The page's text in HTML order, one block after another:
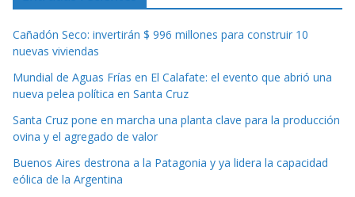
Cañadón Seco: invertirán $ 996 millones para construir 10
nuevas viviendas
Mundial de Aguas Frías en El Calafate: el evento que abrió una
nueva pelea política en Santa Cruz
Santa Cruz pone en marcha una planta clave para la producción
ovina y el agregado de valor
Buenos Aires destrona a la Patagonia y ya lidera la capacidad
eólica de la Argentina